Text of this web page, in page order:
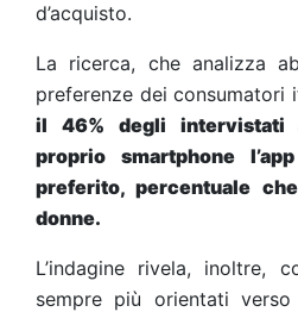
d’acquisto.
La ricerca, che analizza
preferenze dei consumatori
il 46% degli intervistati
proprio smartphone
preferito, percentuale
donne.
L’indagine rivela, inoltre,
sempre più orientati verso